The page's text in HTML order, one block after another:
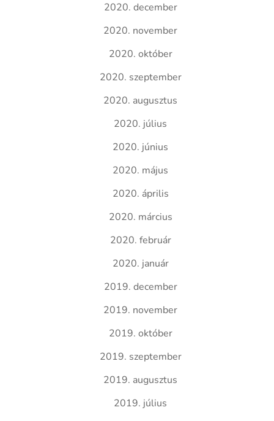
2020. december
2020. november
2020. október
2020. szeptember
2020. augusztus
2020. július
2020. június
2020. május
2020. április
2020. március
2020. február
2020. január
2019. december
2019. november
2019. október
2019. szeptember
2019. augusztus
2019. július